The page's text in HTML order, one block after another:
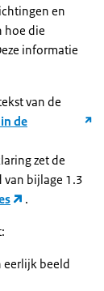
en
hoe die
informatie
van de
de
zet de
bijlage 1.3
.
eerlijk beeld